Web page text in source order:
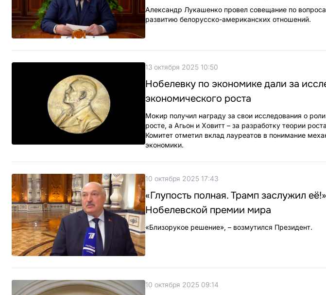
Александр Лукашенко провел совещание по
развитию белорусско-американских отношений.
13 октября 2025 10:50
Нобелевку по экономике дали за
экономического роста
Мокир получил награду за свои исследования о
росте, а Агьон и Ховитт – за разработку теории
Комитет отметил вклад лауреатов в понимание
экономики.
10 октября 2025 17:43
«Глупость полная. Трамп заслужил
Нобелевской премии мира
«Близорукое решение», – возмутился Президент.
10 октября 2025 09:14